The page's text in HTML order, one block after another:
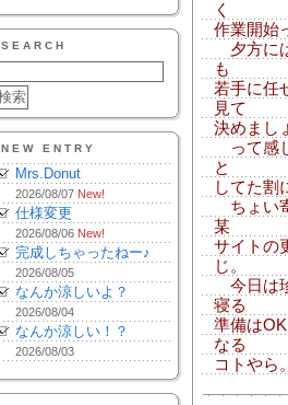
SEARCH
NEW ENTRY
Mrs.Donut
2026/08/07 New!
仕様変更
2026/08/06 New!
完成しちゃったねー♪
2026/08/05
なんか涼しいよ？
2026/08/04
なんか涼しい！？
2026/08/03
く
作業開始
夕方に
も
若手に任
見て
決めまし
って感
と
してた割
ちょい
某
サイトの
じ。
今日は
寝る
準備は
なる
コトやら